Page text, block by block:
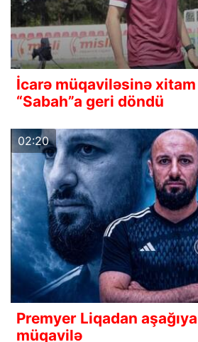
İcarə müqaviləsinə
“Sabah”a geri döndü
02:20
Premyer Liqadan
müqavilə